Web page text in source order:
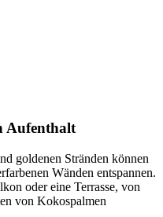
Aufenthalt
goldenen Stränden können
Wänden entspannen.
oder eine Terrasse, von
von Kokospalmen